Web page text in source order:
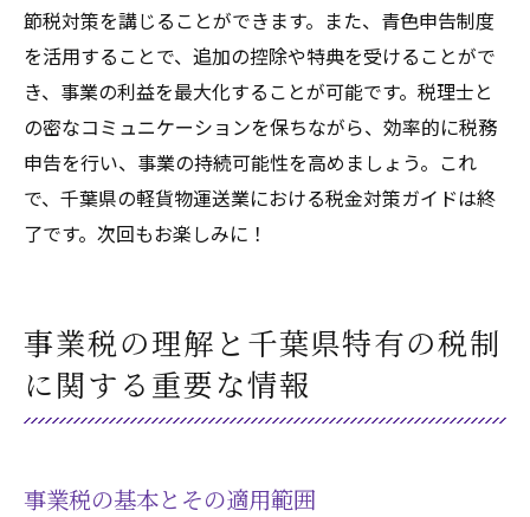
節税対策を講じることができます。また、青色申告制度
を活用することで、追加の控除や特典を受けることがで
き、事業の利益を最大化することが可能です。税理士と
の密なコミュニケーションを保ちながら、効率的に税務
申告を行い、事業の持続可能性を高めましょう。これ
で、千葉県の軽貨物運送業における税金対策ガイドは終
了です。次回もお楽しみに！
事業税の理解と千葉県特有の税制
に関する重要な情報
事業税の基本とその適用範囲